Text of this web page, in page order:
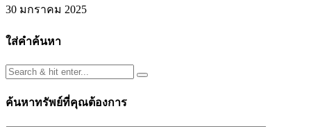
30 มกราคม 2025
ใส่คำค้นหา
ค้นหาทรัพย์ที่คุณต้องการ